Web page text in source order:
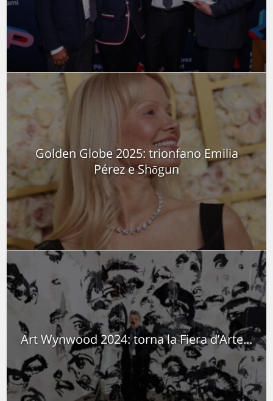
Golden Globe 2025: trionfano Emilia
Pérez e Shōgun
Art Wynwood 2024: torna la Fiera d’Arte...